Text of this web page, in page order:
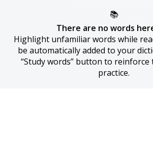
📚
There are no words
Highlight unfamiliar words while
be automatically added to your
“Study words” button to
practice.